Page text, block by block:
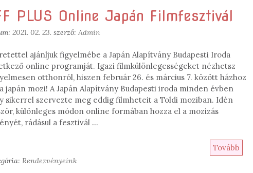
PLUS Online Japán Filmfesztivál
2021. 02. 23. szerző: Admin
ajánljuk figyelmébe a Japán Alapítvány Budapesti Iroda
online programját. Igazi filmkülönlegességeket nézhetsz
otthonról, hiszen február 26. és március 7. között házhoz
japán mozi! A Japán Alapítvány Budapesti iroda minden évben
sikerrel szervezte meg eddig filmheteit a Toldi moziban. Idén
különleges módon online formában hozza el a mozizás
rádásul a fesztivál …
Tovább
Rendezvényeink